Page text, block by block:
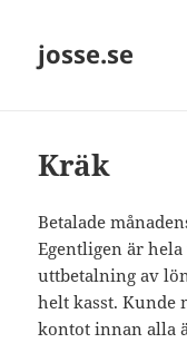
josse.se
Kräk
Betalade
Egentligen är
uttbetalning av
helt kasst. Kunde
kontot innan alla